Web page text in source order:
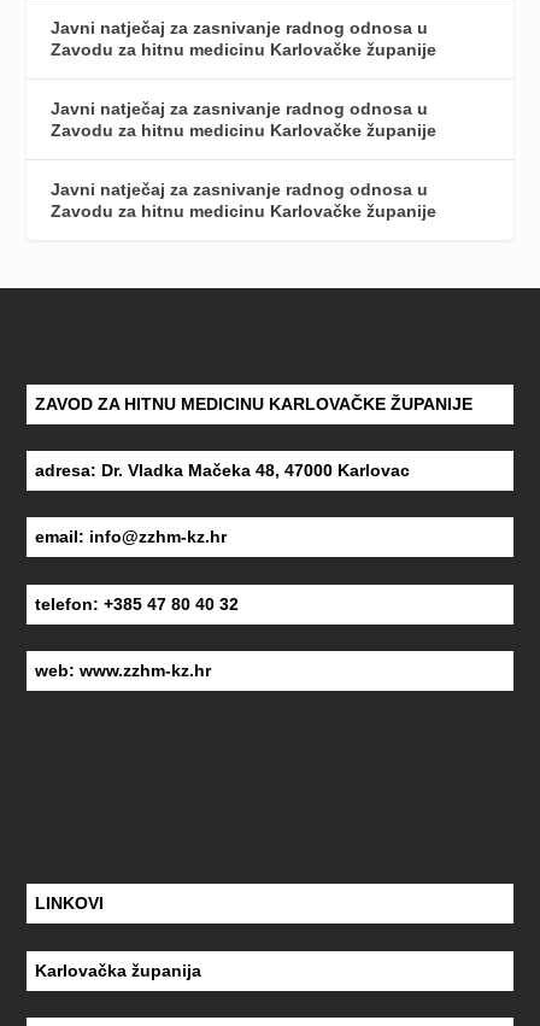
Javni natječaj za zasnivanje radnog odnosa u
Zavodu za hitnu medicinu Karlovačke županije
Javni natječaj za zasnivanje radnog odnosa u
Zavodu za hitnu medicinu Karlovačke županije
Javni natječaj za zasnivanje radnog odnosa u
Zavodu za hitnu medicinu Karlovačke županije
ZAVOD ZA HITNU MEDICINU KARLOVAČKE ŽUPANIJE
adresa: Dr. Vladka Mačeka 48, 47000 Karlovac
email: info@zzhm-kz.hr
telefon: +385 47 80 40 32
web:www.zzhm-kz.hr
LINKOVI
Karlovačka županija